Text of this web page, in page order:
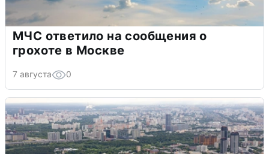
МЧС ответило на сообщения о
грохоте в Москве
7 августа 0